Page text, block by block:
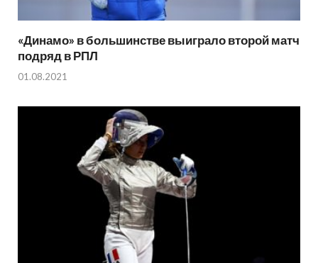
«Динамо» в большинстве выиграло второй матч
подряд в РПЛ
01.08.2021